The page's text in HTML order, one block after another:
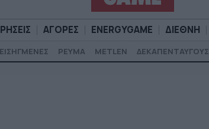
ΑΓΟΡΕΣ ENERGYGAME ΔΙΕΘΝΗ
ΕΙΣΗΓΜΕΝΕΣ ΡΕΥΜΑ METLEN